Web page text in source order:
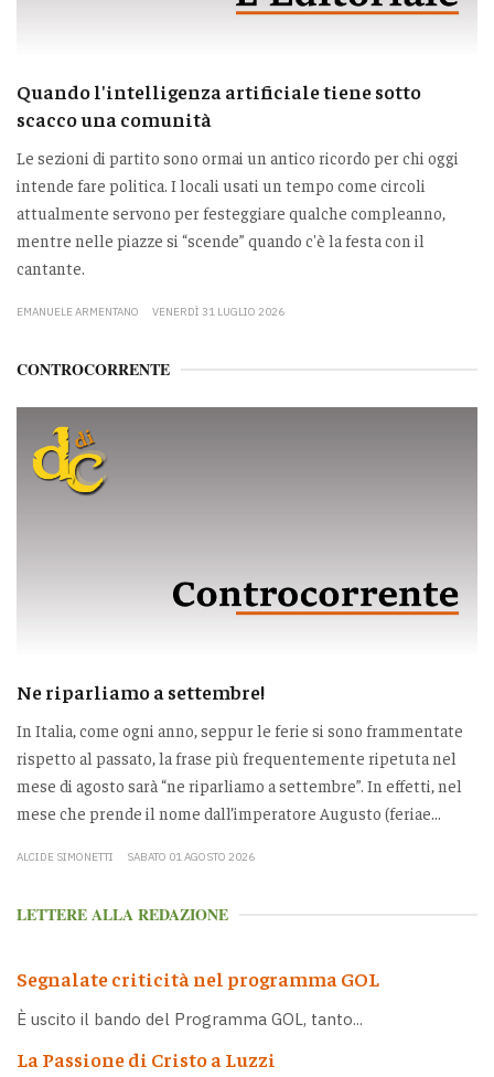
Quando l'intelligenza artificiale tiene sotto
scacco una comunità
Le sezioni di partito sono ormai un antico ricordo per chi oggi
intende fare politica. I locali usati un tempo come circoli
attualmente servono per festeggiare qualche compleanno,
mentre nelle piazze si “scende” quando c'è la festa con il
cantante.
EMANUELE ARMENTANO VENERDÌ 31 LUGLIO 2026
CONTROCORRENTE
Ne riparliamo a settembre!
In Italia, come ogni anno, seppur le ferie si sono frammentate
rispetto al passato, la frase più frequentemente ripetuta nel
mese di agosto sarà “ne riparliamo a settembre”. In effetti, nel
mese che prende il nome dall’imperatore Augusto (feriae...
ALCIDE SIMONETTI SABATO 01 AGOSTO 2026
LETTERE ALLA REDAZIONE
Segnalate criticità nel programma GOL
È uscito il bando del Programma GOL, tanto...
La Passione di Cristo a Luzzi